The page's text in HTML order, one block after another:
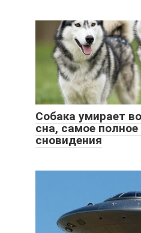
Собака умирает
сна, самое полное
сновидения